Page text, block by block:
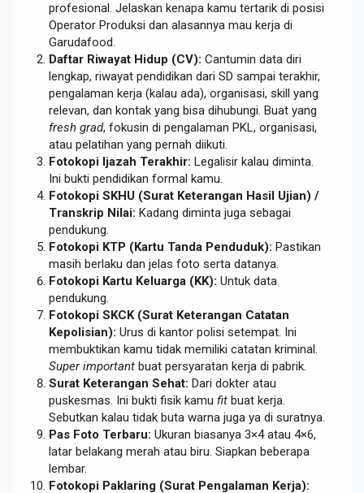
profesional. Jelaskan kenapa kamu tertarik di posisi
Operator Produksi dan alasannya mau kerja di
Garudafood.
Daftar Riwayat Hidup (CV): Cantumin data diri
lengkap, riwayat pendidikan dari SD sampai terakhir,
pengalaman kerja (kalau ada), organisasi, skill yang
relevan, dan kontak yang bisa dihubungi. Buat yang
fresh grad, fokusin di pengalaman PKL, organisasi,
atau pelatihan yang pernah diikuti.
Fotokopi Ijazah Terakhir: Legalisir kalau diminta.
Ini bukti pendidikan formal kamu.
Fotokopi SKHU (Surat Keterangan Hasil Ujian) /
Transkrip Nilai: Kadang diminta juga sebagai
pendukung.
Fotokopi KTP (Kartu Tanda Penduduk): Pastikan
masih berlaku dan jelas foto serta datanya.
Fotokopi Kartu Keluarga (KK): Untuk data
pendukung.
Fotokopi SKCK (Surat Keterangan Catatan
Kepolisian): Urus di kantor polisi setempat. Ini
membuktikan kamu tidak memiliki catatan kriminal.
Super important buat persyaratan kerja di pabrik.
Surat Keterangan Sehat: Dari dokter atau
puskesmas. Ini bukti fisik kamu fit buat kerja.
Sebutkan kalau tidak buta warna juga ya di suratnya.
Pas Foto Terbaru: Ukuran biasanya 3×4 atau 4×6,
latar belakang merah atau biru. Siapkan beberapa
lembar.
Fotokopi Paklaring (Surat Pengalaman Kerja):